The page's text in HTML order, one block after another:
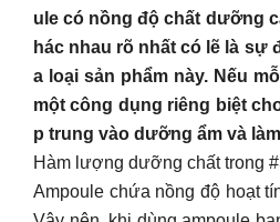
ule có nồng độ chất dưỡng
hác nhau rõ nhất có lẽ là sự
a loại sản phẩm này. Nếu
một công dụng riêng biệt
p trung vào dưỡng ẩm và
Hàm lượng dưỡng chất trong
Ampoule chứa nồng độ hoạt